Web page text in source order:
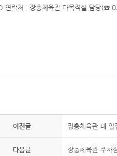
연락처 : 장충체육관 다목적실 담당(☎
이전글 장충체육관 내 입
다음글 장충체육관 주차